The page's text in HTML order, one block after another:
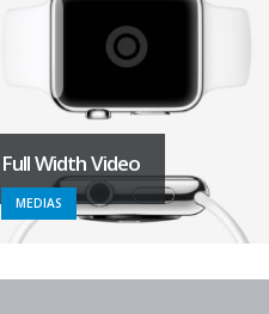
Full Width Video
MEDIAS